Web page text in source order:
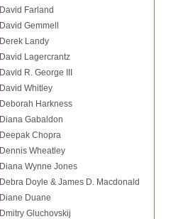
David Farland
David Gemmell
Derek Landy
David Lagercrantz
David R. George III
David Whitley
Deborah Harkness
Diana Gabaldon
Deepak Chopra
Dennis Wheatley
Diana Wynne Jones
Debra Doyle & James D. Macdonald
Diane Duane
Dmitry Gluchovskij